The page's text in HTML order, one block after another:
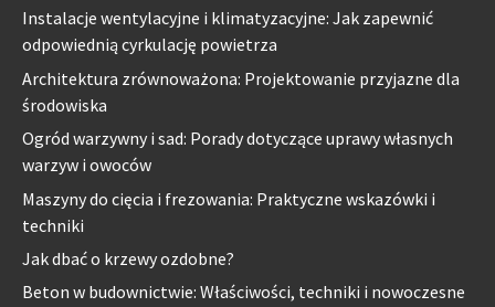
Instalacje wentylacyjne i klimatyzacyjne: Jak zapewnić
odpowiednią cyrkulację powietrza
Architektura zrównoważona: Projektowanie przyjazne dla
środowiska
Ogród warzywny i sad: Porady dotyczące uprawy własnych
warzyw i owoców
Maszyny do cięcia i frezowania: Praktyczne wskazówki i
techniki
Jak dbać o krzewy ozdobne?
Beton w budownictwie: Właściwości, techniki i nowoczesne